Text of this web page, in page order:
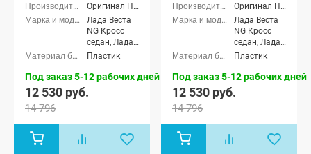
Оригинал ППИ
Лада Веста
NG Кросс
седан, Лада
Веста NG
универсал
Пластик
Под заказ 5-12 рабочих дней
12 530 руб.
14 796
Оригинал ППИ
Лада Веста
NG Кросс
седан, Лада
Веста NG
универсал
Пластик
Под заказ 5-12 рабочих дней
12 530 руб.
14 796